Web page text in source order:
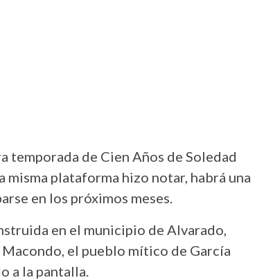
temporada de Cien Años de Soledad
plataforma hizo notar, habrá una
en los próximos meses.
en el municipio de Alvarado,
el pueblo mítico de García
a la pantalla.